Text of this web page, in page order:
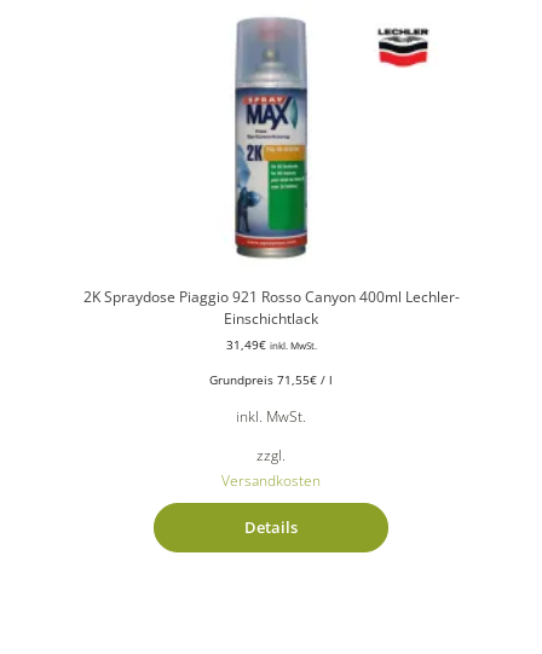
2K Spraydose Piaggio 921 Rosso Canyon 400ml Lechler-
Einschichtlack
31,49€ inkl. MwSt.
Grundpreis 71,55€ / l
inkl. MwSt.
zzgl.
Versandkosten
Details